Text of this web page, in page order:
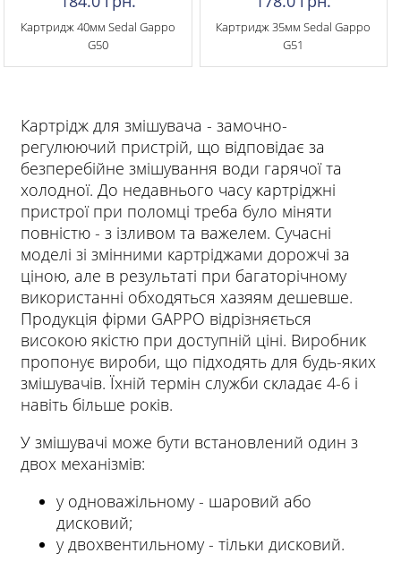
Картридж 40мм Sedal Gappo
G50
Картридж 35мм Sedal Gappo
G51
Картрідж для змішувача - замочно-
регулюючий пристрій, що відповідає за
безперебійне змішування води гарячої та
холодної. До недавнього часу картріджні
пристрої при поломці треба було міняти
повністю - з ізливом та важелем. Сучасні
моделі зі змінними картріджами дорожчі за
ціною, але в результаті при багаторічному
використанні обходяться хазяям дешевше.
Продукція фірми GAPPO відрізняється
високою якістю при доступній ціні. Виробник
пропонує вироби, що підходять для будь-яких
змішувачів. Їхній термін служби складає 4-6 і
навіть більше років.
У змішувачі може бути встановлений один з
двох механізмів:
у одноважільному - шаровий або
дисковий;
у двохвентильному - тільки дисковий.